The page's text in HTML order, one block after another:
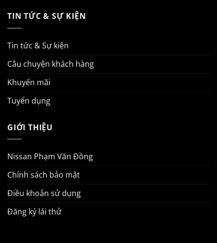
TIN TỨC & SỰ KIỆN
Tin tức & Sự kiện
Câu chuyện khách hàng
Khuyến mãi
Tuyển dụng
GIỚI THIỆU
Nissan Phạm Văn Đồng
Chính sách bảo mật
Điều khoản sử dụng
Đăng ký lái thử